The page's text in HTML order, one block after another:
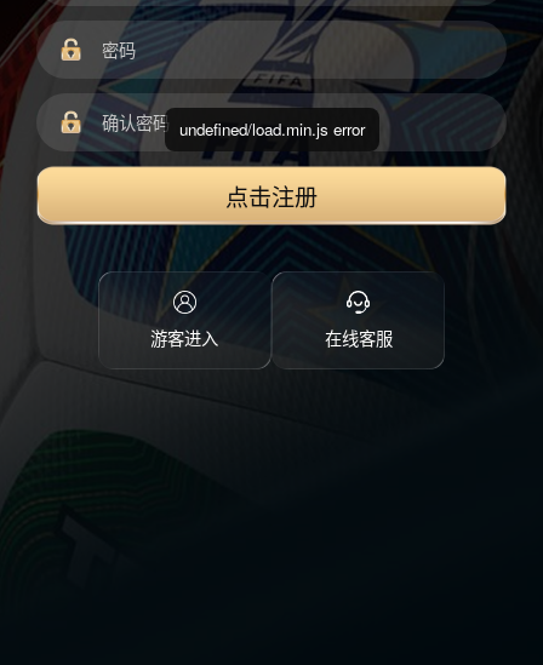
点击注册
游客进入 在线客服
undefined/load.min.js error